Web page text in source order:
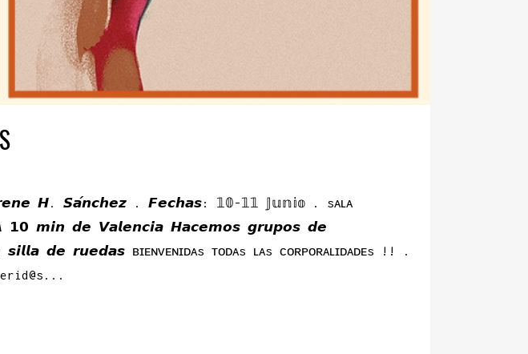
𝙃. 𝙎𝙖́𝙣𝙘𝙝𝙚𝙯 . 𝙁𝙚𝙘𝙝𝙖𝙨: 𝟙𝟘-𝟙𝟙 𝕁𝕦𝕟𝕚𝕠 . sᴀʟᴀ
𝘼 𝟭𝟬 𝙢𝙞𝙣 𝙙𝙚 𝙑𝙖𝙡𝙚𝙣𝙘𝙞𝙖 𝙃𝙖𝙘𝙚𝙢𝙤𝙨 𝙜𝙧𝙪𝙥𝙤𝙨 𝙙𝙚
𝙙𝙚 𝙧𝙪𝙚𝙙𝙖𝙨 ʙɪᴇɴᴠᴇɴɪᴅᴀs ᴛᴏᴅᴀs ʟᴀs ᴄᴏʀᴘᴏʀᴀʟɪᴅᴀᴅᴇs !! .